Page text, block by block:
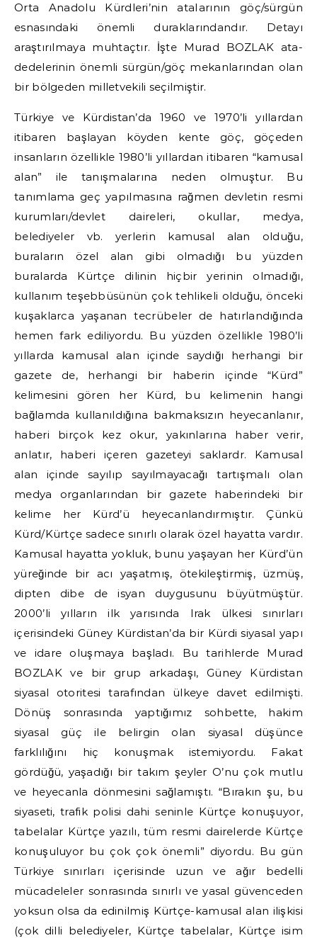
Orta Anadolu Kürdleri’nin ataIarının göç/sürgün
esnasındaki önemli duraklarındandır. Detayı
araştırılmaya muhtaçtır. İşte Murad BOZLAK ata-
dedelerinin önemli sürgün/göç mekanlarından olan
bir bölgeden milletvekili seçilmiştir.
Türkiye ve Kürdistan’da 1960 ve 1970’li yıllardan
itibaren başlayan köyden kente göç, göçeden
insanların özellikle 1980’li yıllardan itibaren “kamusal
alan” ile tanışmalarına neden olmuştur. Bu
tanımlama geç yapılmasına rağmen devletin resmi
kurumları/devlet daireleri, okullar, medya,
belediyeler vb. yerlerin kamusal alan olduğu,
buraların özel alan gibi olmadığı bu yüzden
buralarda Kürtçe dilinin hiçbir yerinin olmadığı,
kullanım teşebbüsünün çok tehlikeli olduğu, önceki
kuşaklarca yaşanan tecrübeler de hatırlandığında
hemen fark ediliyordu. Bu yüzden özellikle 1980’li
yıllarda kamusal alan içinde saydığı herhangi bir
gazete de, herhangi bir haberin içinde “Kürd”
kelimesini gören her Kürd, bu kelimenin hangi
bağlamda kullanıldığına bakmaksızın heyecanlanır,
haberi birçok kez okur, yakınlarına haber verir,
anlatır, haberi içeren gazeteyi saklardr. Kamusal
alan içinde sayılıp sayılmayacağı tartışmalı olan
medya organlarından bir gazete haberindeki bir
kelime her Kürd’ü heyecanlandırmıştır. Çünkü
Kürd/Kürtçe sadece sınırlı olarak özel hayatta vardır.
Kamusal hayatta yokluk, bunu yaşayan her Kürd’ün
yüreğinde bir acı yaşatmış, ötekileştirmiş, üzmüş,
dipten dibe de isyan duygusunu büyütmüştür.
2000’li yılların ilk yarısında Irak ülkesi sınırları
içerisindeki Güney Kürdistan’da bir Kürdi siyasal yapı
ve idare oluşmaya başladı. Bu tarihlerde Murad
BOZLAK ve bir grup arkadaşı, Güney Kürdistan
siyasal otoritesi tarafından ülkeye davet edilmişti.
Dönüş sonrasında yaptığımız sohbette, hakim
siyasal güç ile belirgin olan siyasal düşünce
farklılığını hiç konuşmak istemiyordu. Fakat
gördüğü, yaşadığı bir takım şeyler O’nu çok mutlu
ve heyecanla dönmesini sağlamıştı. “Bırakın şu, bu
siyaseti, trafik polisi dahi seninle Kürtçe konuşuyor,
tabelalar Kürtçe yazılı, tüm resmi dairelerde Kürtçe
konuşuluyor bu çok çok önemli” diyordu. Bu gün
Türkiye sınırları içerisinde uzun ve ağır bedelli
mücadeleler sonrasında sınırlı ve yasal güvenceden
yoksun olsa da edinilmiş Kürtçe-kamusal alan ilişkisi
(çok dilli belediyeler, Kürtçe tabelalar, Kürtçe isim